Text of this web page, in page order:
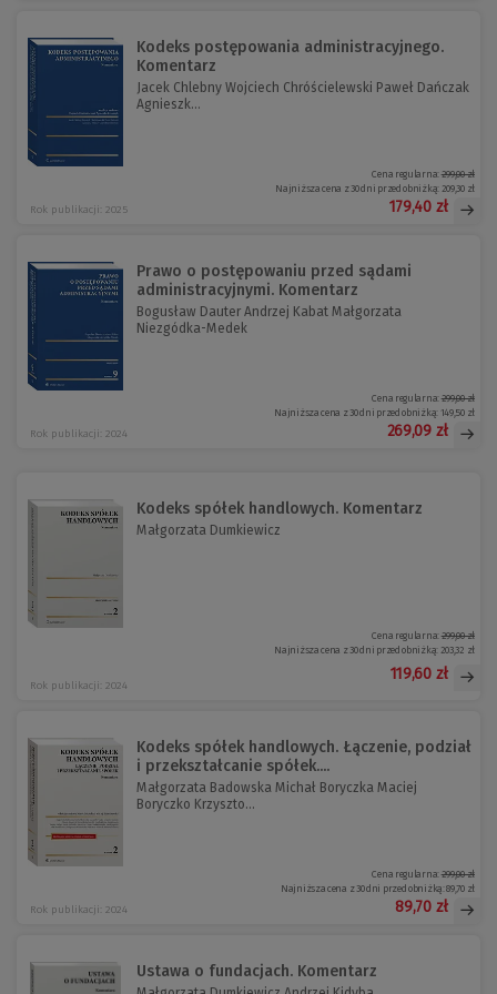
Kodeks postępowania administracyjnego.
Komentarz
Jacek Chlebny Wojciech Chróścielewski Paweł Dańczak
Agnieszk...
Rok publikacji: 2025
Cena regularna:299,00 zł
Najniższa cena z 30 dni przed obniżką: 209,30 zł
179,40 zł
Prawo o postępowaniu przed sądami
administracyjnymi. Komentarz
Bogusław Dauter Andrzej Kabat Małgorzata
Niezgódka-Medek
Rok publikacji: 2024
Cena regularna:299,00 zł
Najniższa cena z 30 dni przed obniżką: 149,50 zł
269,09 zł
Kodeks spółek handlowych. Komentarz
Małgorzata Dumkiewicz
Rok publikacji: 2024
Cena regularna:299,00 zł
Najniższa cena z 30 dni przed obniżką: 203,32 zł
119,60 zł
Kodeks spółek handlowych. Łączenie, podział
i przekształcanie spółek....
Małgorzata Badowska Michał Boryczka Maciej
Boryczko Krzyszto...
Rok publikacji: 2024
Cena regularna:299,00 zł
Najniższa cena z 30 dni przed obniżką:89,70 zł
89,70 zł
Ustawa o fundacjach. Komentarz